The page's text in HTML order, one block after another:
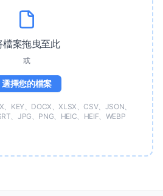
檔案拖曳至此
或
選擇您的檔案
KEY、DOCX、XLSX、CSV、JSON、
、JPG、PNG、HEIC、HEIF、WEBP